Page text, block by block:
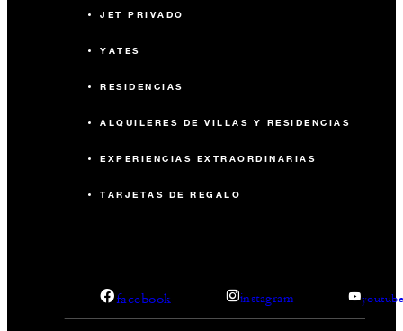
JET PRIVADO
YATES
RESIDENCIAS
ALQUILERES DE VILLAS Y RESIDENCIAS
EXPERIENCIAS EXTRAORDINARIAS
TARJETAS DE REGALO
facebook instagram